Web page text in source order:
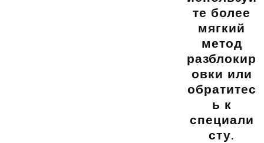
те более
мягкий
метод
разблокир
овки или
обратитес
ь к
специали
сту.